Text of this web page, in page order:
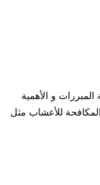
و الأهمية
للأعشاب مثل